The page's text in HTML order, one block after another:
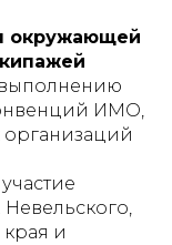
окружающей
выполнению
ИМО,
и